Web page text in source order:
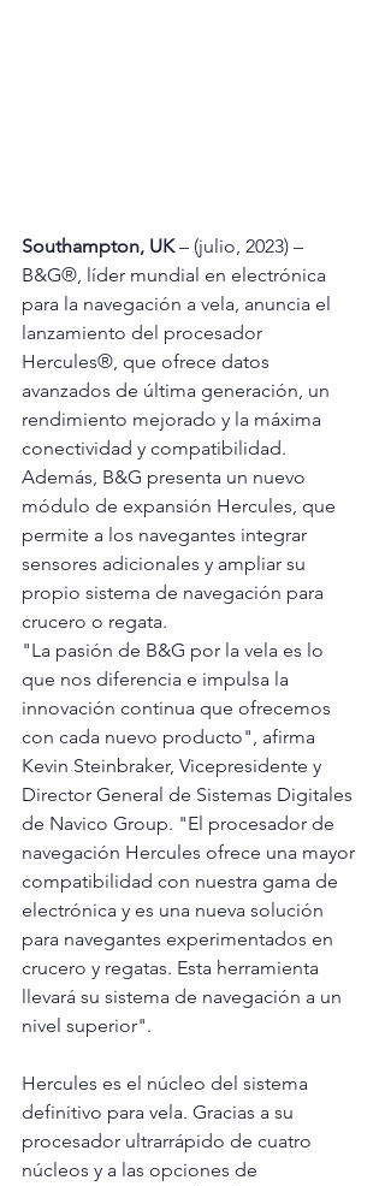
Southampton, UK – (julio, 2023) –
B&G®, líder mundial en electrónica
para la navegación a vela, anuncia el
lanzamiento del procesador
Hercules®, que ofrece datos
avanzados de última generación, un
rendimiento mejorado y la máxima
conectividad y compatibilidad.
Además, B&G presenta un nuevo
módulo de expansión Hercules, que
permite a los navegantes integrar
sensores adicionales y ampliar su
propio sistema de navegación para
crucero o regata.
"La pasión de B&G por la vela es lo
que nos diferencia e impulsa la
innovación continua que ofrecemos
con cada nuevo producto", afirma
Kevin Steinbraker, Vicepresidente y
Director General de Sistemas Digitales
de Navico Group. "El procesador de
navegación Hercules ofrece una mayor
compatibilidad con nuestra gama de
electrónica y es una nueva solución
para navegantes experimentados en
crucero y regatas. Esta herramienta
llevará su sistema de navegación a un
nivel superior".
Hercules es el núcleo del sistema
definitivo para vela. Gracias a su
procesador ultrarrápido de cuatro
núcleos y a las opciones de